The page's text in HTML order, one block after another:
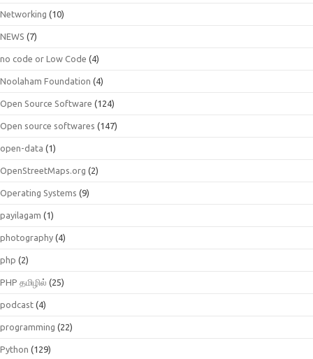
Networking (10)
NEWS (7)
no code or Low Code (4)
Noolaham Foundation (4)
Open Source Software (124)
Open source softwares (147)
open-data (1)
OpenStreetMaps.org (2)
Operating Systems (9)
payilagam (1)
photography (4)
php (2)
PHP தமிழில் (25)
podcast (4)
programming (22)
Python (129)